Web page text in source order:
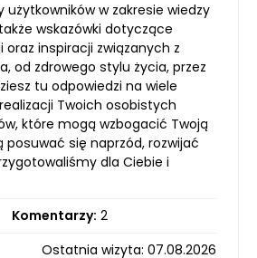
w zakresie wiedzy
wskazówki dotyczące
inspiracji związanych z
od zdrowego stylu życia, przez
tu odpowiedzi na wiele
Twoich osobistych
które mogą wzbogacić Twoją
się naprzód, rozwijać
dla Ciebie i
Komentarzy: 2
Ostatnia wizyta: 07.08.2026